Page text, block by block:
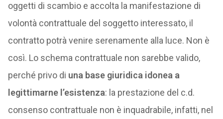
oggetti di scambio e accolta la manifestazione di
volontà contrattuale del soggetto interessato, il
contratto potrà venire serenamente alla luce. Non è
così. Lo schema contrattuale non sarebbe valido,
perché privo di una base giuridica idonea a
legittimarne l’esistenza: la prestazione del c.d.
consenso contrattuale non è inquadrabile, infatti, nel